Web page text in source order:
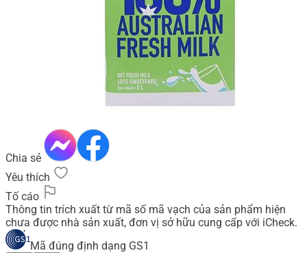
Chia sẻ
Yêu thích
Tố cáo
Thông tin trích xuất từ mã số mã vạch của sản phẩm hiện
chưa được nhà sản xuất, đơn vị sở hữu cung cấp với iCheck.
Mã đúng định dạng GS1